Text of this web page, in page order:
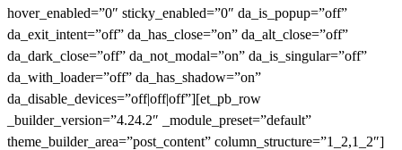
hover_enabled=”0″ sticky_enabled=”0″ da_is_popup=”off”
da_exit_intent=”off” da_has_close=”on” da_alt_close=”off”
da_dark_close=”off” da_not_modal=”on” da_is_singular=”off”
da_with_loader=”off” da_has_shadow=”on”
da_disable_devices=”off|off|off”][et_pb_row
_builder_version=”4.24.2″ _module_preset=”default”
theme_builder_area=”post_content” column_structure=”1_2,1_2″]